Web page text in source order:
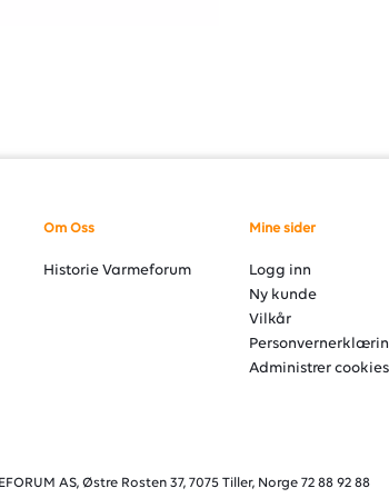
Om Oss
Historie Varmeforum
Mine sider
Logg inn
Ny kunde
Vilkår
Administrer cookies
AS, Østre Rosten 37, 7075 Tiller, Norge 72 88 92 88